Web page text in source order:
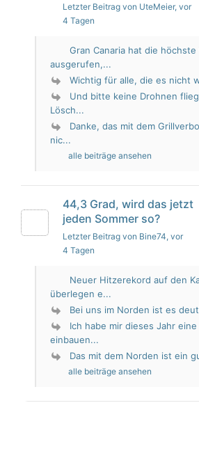
Letzter Beitrag von UteMeier, vor
4 Tagen
Gran Canaria hat die höchste
ausgerufen,...
Wichtig für alle, die es nicht
Und bitte keine Drohnen
Lösch...
Danke, das mit dem
nic...
alle beiträge ansehen
44,3 Grad, wird das jetzt
jeden Sommer so?
Letzter Beitrag von Bine74, vor
4 Tagen
Neuer Hitzerekord auf den
überlegen e...
Bei uns im Norden ist es
Ich habe mir dieses Jahr eine
einbauen...
Das mit dem Norden ist ein
alle beiträge ansehen